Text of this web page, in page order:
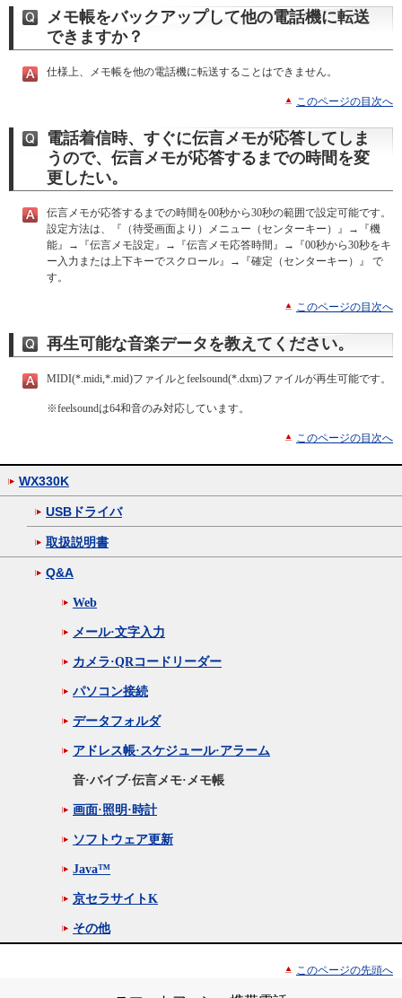
メモ帳をバックアップして他の電話機に転送
できますか？
仕様上、メモ帳を他の電話機に転送することはできません。
このページの目次へ
電話着信時、すぐに伝言メモが応答してしま
うので、伝言メモが応答するまでの時間を変
更したい。
伝言メモが応答するまでの時間を00秒から30秒の範囲で設定可能です。
設定方法は、『（待受画面より）メニュー（センターキー）』→『機
能』→『伝言メモ設定』→『伝言メモ応答時間』→『00秒から30秒をキ
ー入力または上下キーでスクロール』→『確定（センターキー）』 で
す。
このページの目次へ
再生可能な音楽データを教えてください。
MIDI(*.midi,*.mid)ファイルとfeelsound(*.dxm)ファイルが再生可能です。
※feelsoundは64和音のみ対応しています。
このページの目次へ
WX330K
USBドライバ
取扱説明書
Q&A
Web
メール·文字入力
カメラ·QRコードリーダー
パソコン接続
データフォルダ
アドレス帳·スケジュール·アラーム
音·バイブ·伝言メモ·メモ帳
画面·照明·時計
ソフトウェア更新
Java™
京セラサイトK
その他
このページの先頭へ